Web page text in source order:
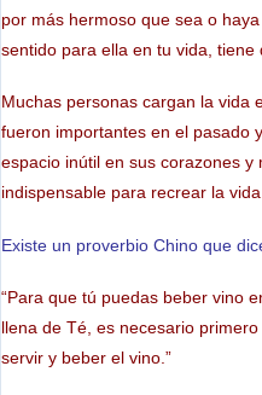
por más hermoso que sea o
sentido para ella en tu vida, tiene
Muchas personas cargan la vida
fueron importantes en el pasado
espacio inútil en sus corazones y
indispensable para recrear la
Existe un proverbio Chino que
“Para que tú puedas beber vino
llena de Té, es necesario
servir y beber el vino.”